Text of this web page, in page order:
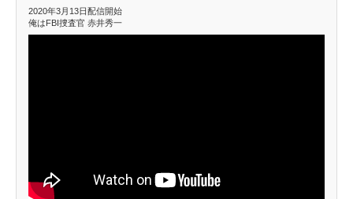
2020年3月13日配信開始
俺はFBI捜査官 赤井秀一